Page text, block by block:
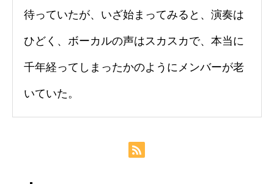
待っていたが、いざ始まってみると、演奏は
ひどく、ボーカルの声はスカスカで、本当に
千年経ってしまったかのようにメンバーが老
いていた。